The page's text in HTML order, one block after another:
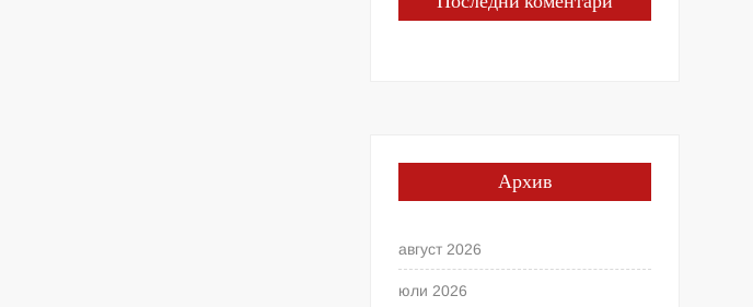
Архив
август 2026
юли 2026